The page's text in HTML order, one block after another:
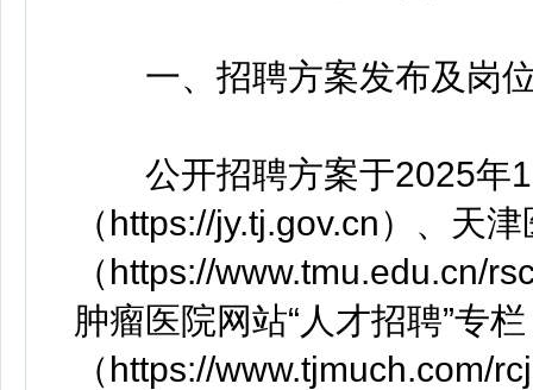
一、招聘方案发布及岗
公开招聘方案于2025年
（https://jy.tj.gov.cn）、天
（https://www.tmu.edu.cn/
肿瘤医院网站“人才招聘”专栏
（https://www.tjmuch.com/